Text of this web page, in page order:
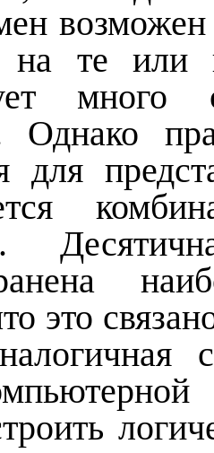
на те или
много
Однако
для
это